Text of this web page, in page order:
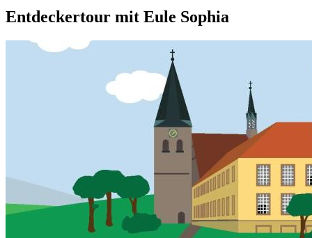
Entdeckertour mit Eule Sophia